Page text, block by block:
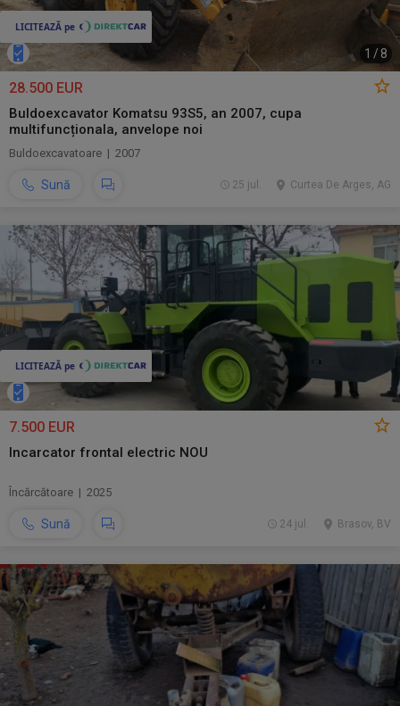
1 / 8
28.500 EUR
Buldoexcavator Komatsu 93S5, an 2007, cupa
multifuncționala, anvelope noi
Buldoexcavatoare | 2007
Sună Curtea De Arges, AG
25 jul.
7.500 EUR
Incarcator frontal electric NOU
Încărcătoare | 2025
Sună Brasov, BV
24 jul.